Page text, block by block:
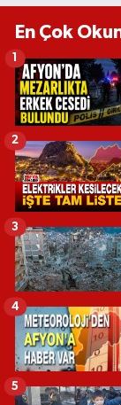
En Çok
1
2
3
4
5